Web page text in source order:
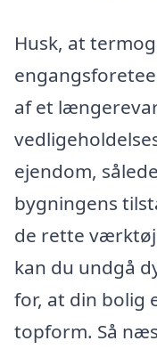
Husk, at
af et
ejendom,
bygningens
de rette
kan du undgå
for, at din bolig
topform. Så